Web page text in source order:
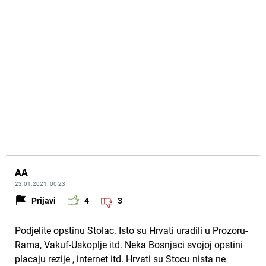
AA
23.01.2021. 00:23
Prijavi 4 3
Podjelite opstinu Stolac. Isto su Hrvati uradili u Prozoru-
Rama, Vakuf-Uskoplje itd. Neka Bosnjaci svojoj opstini
placaju rezije , internet itd. Hrvati su Stocu nista ne